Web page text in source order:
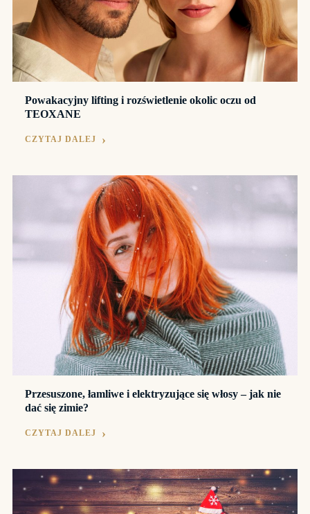
Powakacyjny lifting i rozświetlenie okolic oczu od
TEOXANE
CZYTAJ DALEJ
Przesuszone, łamliwe i elektryzujące się włosy – jak nie
dać się zimie?
CZYTAJ DALEJ